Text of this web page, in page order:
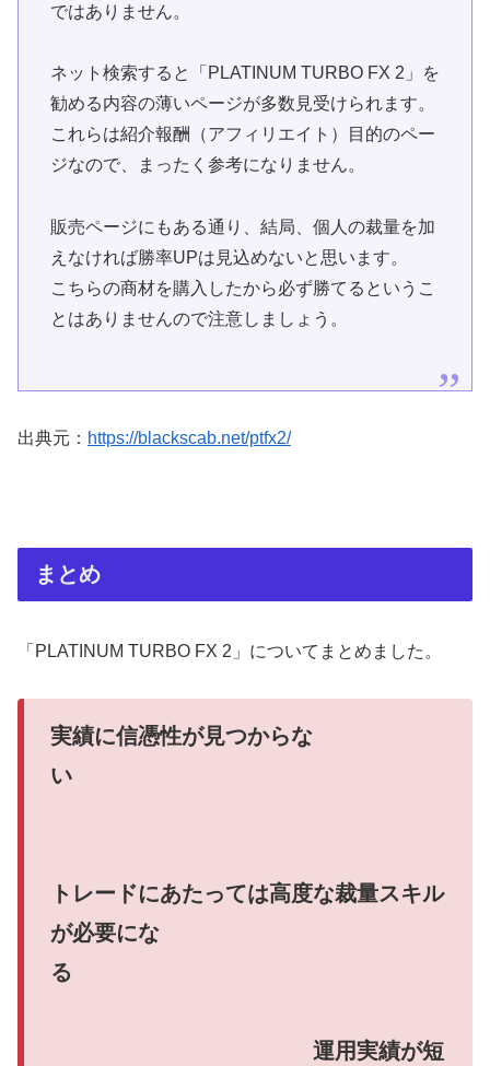
ではありません。
ネット検索すると「PLATINUM TURBO FX 2」を
勧める内容の薄いページが多数見受けられます。
これらは紹介報酬（アフィリエイト）目的のペー
ジなので、まったく参考になりません。
販売ページにもある通り、結局、個人の裁量を加
えなければ勝率UPは見込めないと思います。
こちらの商材を購入したから必ず勝てるというこ
とはありませんので注意しましょう。
出典元： https://blackscab.net/ptfx2/
まとめ
「PLATINUM TURBO FX 2」についてまとめました。
実績に信憑性が見つからな
い
トレードにあたっては高度な裁量スキル
が必要にな
る
運用実績が短